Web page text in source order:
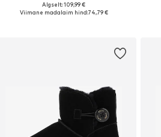
Saadaolevad suurused: 36, 37, 39, 40, 41
Algselt: 109,99 €
Viimane madalaim hind:74,79 €